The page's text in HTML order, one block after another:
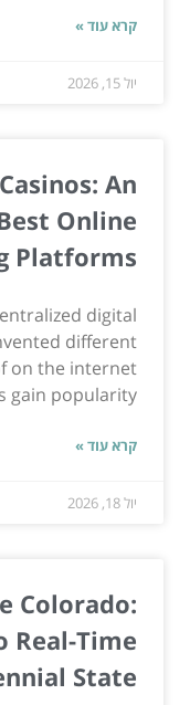
קרא עוד »
יול 15, 2026
An
Online
Platforms
digital
different
on the internet
popularity,...
קרא עוד »
יול 18, 2026
Colorado:
Real-Time
State